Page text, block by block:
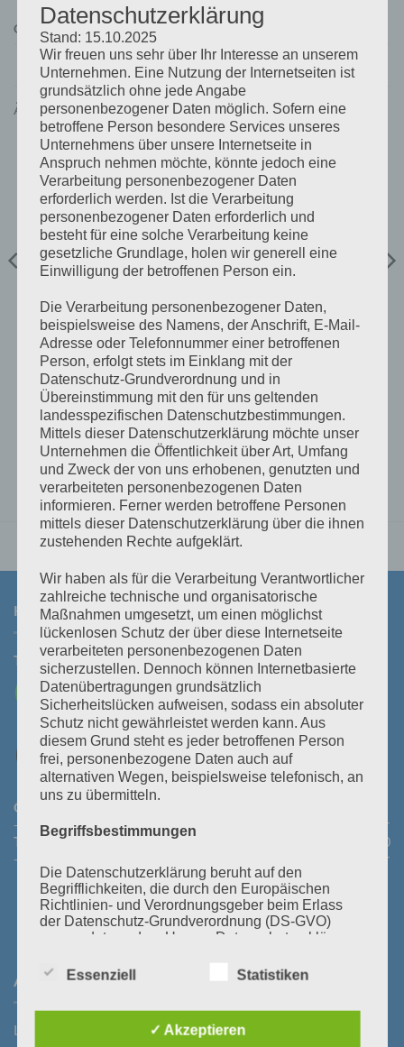
GEWICHT 0,003 kg
ÄHNLICHE PRODUKTE
RINGKABELSCHUHE
Ringkabelschuh M8 DIN
70mm²
€5,00 inkl 20% Mwst
Lagernd im Polz Lager
IN DEN WARENKORB
RINGKABELSCHUHE
Ringkabelschuh M10 10mm²
€0,50 inkl 20% Mwst
Lagernd im Polz Lager
IN DEN WARENKORB
KONTAKT
Tel: +43 3464 30 505Mail:office@polz.at
Öffnungszeiten Abhollager:
- 11:30 Uhr und 14:00 - 16:45 Uhr
08:30 - 13:30 Uhr
Telefonische Erreichbarkeit:
08:00
- 12:00 Uhr und 13:30 - 18:00 Uhr
08:00 - 14:00 Uhr
ANFAHRT
Laßnitzstraße 19
Datenschutzerklärung
Stand: 15.10.2025
Wir freuen uns sehr über Ihr Interesse an unserem
Unternehmen. Eine Nutzung der Internetseiten ist
grundsätzlich ohne jede Angabe
personenbezogener Daten möglich. Sofern eine
betroffene Person besondere Services unseres
Unternehmens über unsere Internetseite in
Anspruch nehmen möchte, könnte jedoch eine
Verarbeitung personenbezogener Daten
erforderlich werden. Ist die Verarbeitung
personenbezogener Daten erforderlich und
besteht für eine solche Verarbeitung keine
gesetzliche Grundlage, holen wir generell eine
Einwilligung der betroffenen Person ein.
Die Verarbeitung personenbezogener Daten,
beispielsweise des Namens, der Anschrift, E-Mail-
Adresse oder Telefonnummer einer betroffenen
Person, erfolgt stets im Einklang mit der
Datenschutz-Grundverordnung und in
Übereinstimmung mit den für uns geltenden
landesspezifischen Datenschutzbestimmungen.
Mittels dieser Datenschutzerklärung möchte unser
Unternehmen die Öffentlichkeit über Art, Umfang
und Zweck der von uns erhobenen, genutzten und
verarbeiteten personenbezogenen Daten
informieren. Ferner werden betroffene Personen
mittels dieser Datenschutzerklärung über die ihnen
zustehenden Rechte aufgeklärt.
Wir haben als für die Verarbeitung Verantwortlicher
zahlreiche technische und organisatorische
Maßnahmen umgesetzt, um einen möglichst
lückenlosen Schutz der über diese Internetseite
verarbeiteten personenbezogenen Daten
sicherzustellen. Dennoch können Internetbasierte
Datenübertragungen grundsätzlich
Sicherheitslücken aufweisen, sodass ein absoluter
Schutz nicht gewährleistet werden kann. Aus
diesem Grund steht es jeder betroffenen Person
frei, personenbezogene Daten auch auf
alternativen Wegen, beispielsweise telefonisch, an
uns zu übermitteln.
Begriffsbestimmungen
Die Datenschutzerklärung beruht auf den
Begrifflichkeiten, die durch den Europäischen
Richtlinien- und Verordnungsgeber beim Erlass
der Datenschutz-Grundverordnung (DS-GVO)
verwendet wurden. Unsere Datenschutzerklärung
unsere Kunden und Geschäftspartner einfach
Wir verwenden in dieser Datenschutzerklärung
Essenziell Statistiken
✓ Akzeptieren